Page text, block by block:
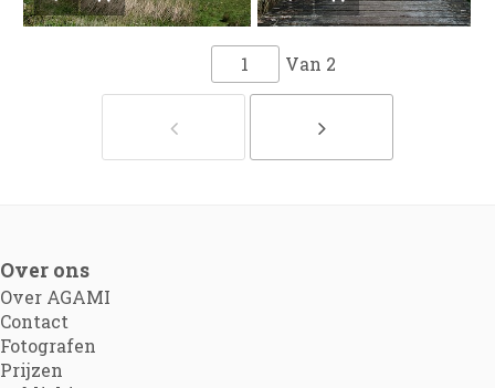
Van 2
Over ons
Over AGAMI
Contact
Fotografen
Prijzen